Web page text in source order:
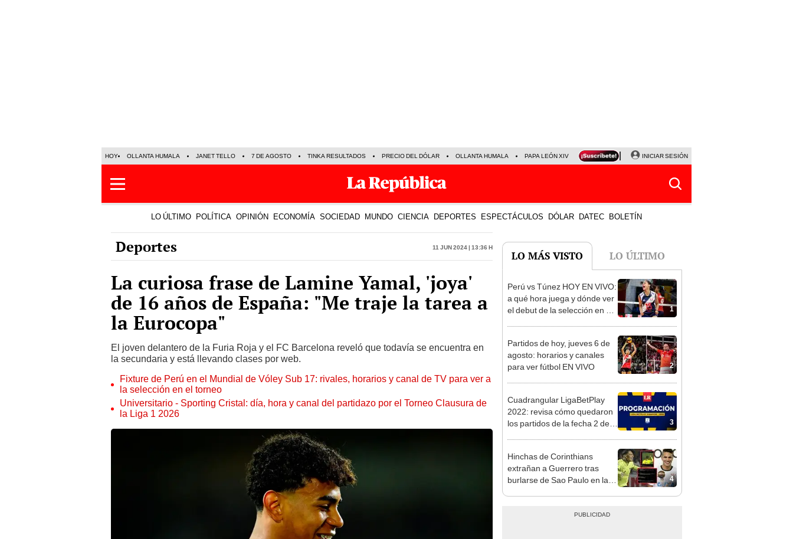
HOY OLLANTA HUMALA JANET TELLO 7 DE AGOSTO TINKA RESULTADOS PRECIO DEL DÓLAR OLLANTA HUMALA PAPA LEÓN XIV NALDY SALDAÑA LA BELLA LUZ
INICIAR SESIÓN
LO ÚLTIMO POLÍTICA OPINIÓN ECONOMÍA SOCIEDAD MUNDO CIENCIA DEPORTES ESPECTÁCULOS DÓLAR DATEC BOLETÍN
Deportes 11 Jun 2024 | 13:36 h
La curiosa frase de Lamine Yamal, 'joya'
de 16 años de España: "Me traje la tarea a
la Eurocopa"
El joven delantero de la Furia Roja y el FC Barcelona reveló que todavía se encuentra en
la secundaria y está llevando clases por web.
Fixture de Perú en el Mundial de Vóley Sub 17: rivales, horarios y canal de TV para ver a
la selección en el torneo
Universitario - Sporting Cristal: día, hora y canal del partidazo por el Torneo Clausura de
la Liga 1 2026
LO MÁS VISTO LO ÚLTIMO
1
Perú vs Túnez HOY EN VIVO:
a qué hora juega y dónde ver
el debut de la selección en el
2
Partidos de hoy, jueves 6 de
agosto: horarios y canales
para ver fútbol EN VIVO
3
Cuadrangular LigaBetPlay
2022: revisa cómo quedaron
los partidos de la fecha 2 del
4
Hinchas de Corinthians
extrañan a Guerrero tras
burlarse de Sao Paulo en la